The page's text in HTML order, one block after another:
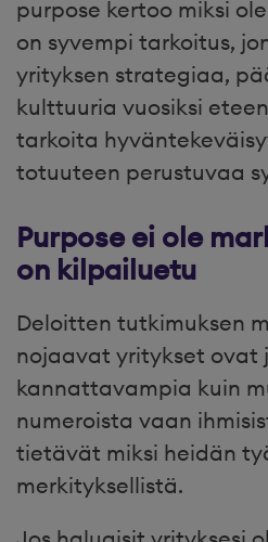
purpose kertoo miksi
on syvempi tarkoitus,
yrityksen strategiaa,
kulttuuria vuosiksi
tarkoita
totuuteen perustuvaa
Purpose ei ole
on kilpailuetu
Deloitten tutkimuksen
nojaavat yritykset ovat
kannattavampia kuin
numeroista vaan
tietävät miksi heidän
merkityksellistä.